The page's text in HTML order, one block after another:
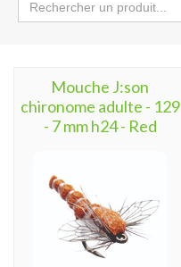
Mouche J:son
chironome adulte - 129
- 7 mm h24 - Red